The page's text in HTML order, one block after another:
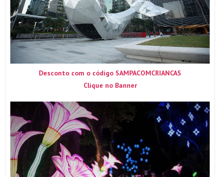
Desconto com o código SAMPACOMCRIANCAS
Clique no Banner